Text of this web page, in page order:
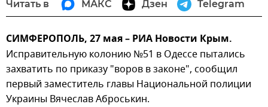
Читать в МАКС Дзен Telegram
СИМФЕРОПОЛЬ, 27 мая – РИА Новости Крым.
Исправительную колонию №51 в Одессе пытались
захватить по приказу "воров в законе", сообщил
первый заместитель главы Национальной полиции
Украины Вячеслав Аброськин.